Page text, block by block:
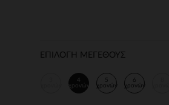
ΕΠΙΛΟΓΗ ΜΕΓΕΘΟΥΣ
4
χρονών
5
χρονών
6
χρονών